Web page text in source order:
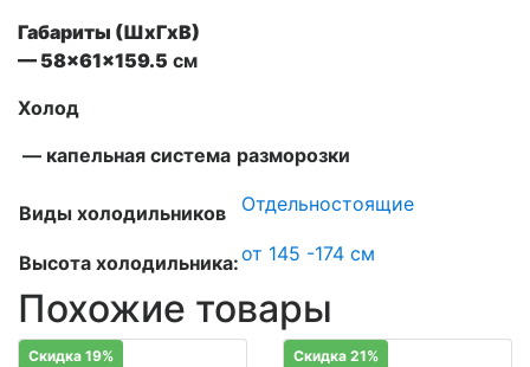
Габариты (ШxГxВ)
— 58x61x159.5 см
Холод
— капельная система разморозки
Виды холодильников Отдельностоящие
Высота холодильника:от 145 -174 см
Похожие товары
Скидка 19% Скидка 21%